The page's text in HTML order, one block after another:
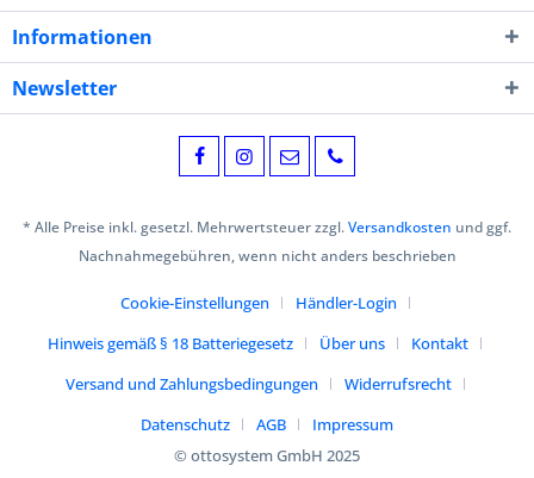
Informationen
Newsletter
* Alle Preise inkl. gesetzl. Mehrwertsteuer zzgl.Versandkosten und ggf.
Nachnahmegebühren, wenn nicht anders beschrieben
Cookie-Einstellungen
Händler-Login
Hinweis gemäß § 18 Batteriegesetz
Über uns
Kontakt
Versand und Zahlungsbedingungen
Widerrufsrecht
Datenschutz
AGB
Impressum
© ottosystem GmbH 2025